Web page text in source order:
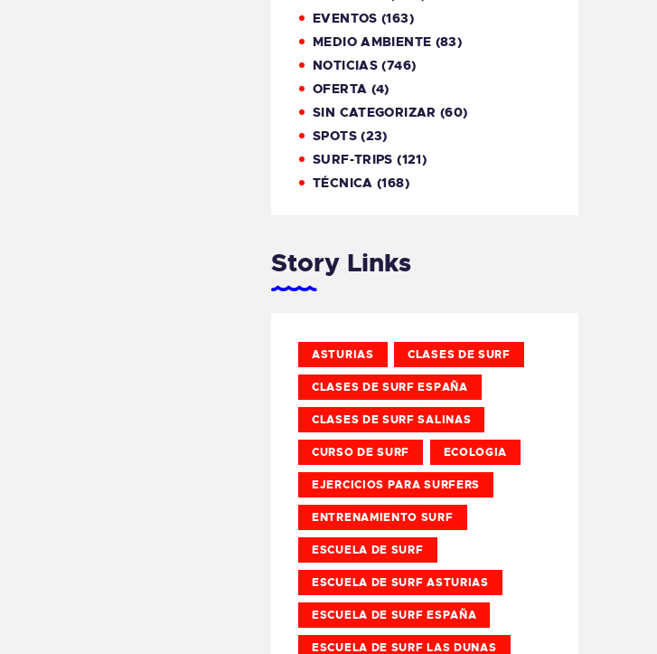
EVENTOS (163)
MEDIO AMBIENTE (83)
NOTICIAS (746)
OFERTA (4)
SIN CATEGORIZAR (60)
SPOTS(23)
SURF-TRIPS (121)
TÉCNICA (168)
Story Links
ASTURIAS CLASES DE SURF
CLASES DE SURF ESPAÑA
CLASES DE SURF SALINAS
CURSO DE SURF ECOLOGIA
EJERCICIOS PARA SURFERS
ENTRENAMIENTO SURF
ESCUELA DE SURF
ESCUELA DE SURF ASTURIAS
ESCUELA DE SURF ESPAÑA
ESCUELA DE SURF LAS DUNAS